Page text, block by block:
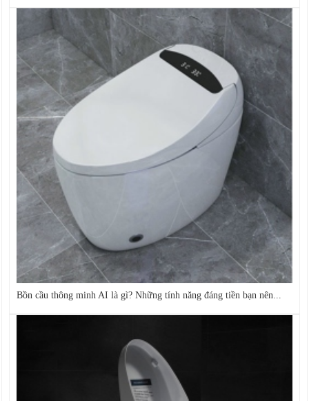
Bồn cầu thông minh AI là gì? Những tính năng đáng tiền bạn nên...